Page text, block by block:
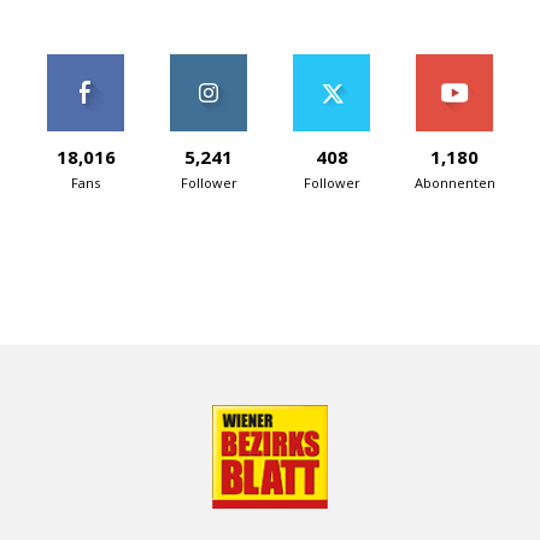
18,016
Fans
5,241
Follower
408
Follower
1,180
Abonnenten